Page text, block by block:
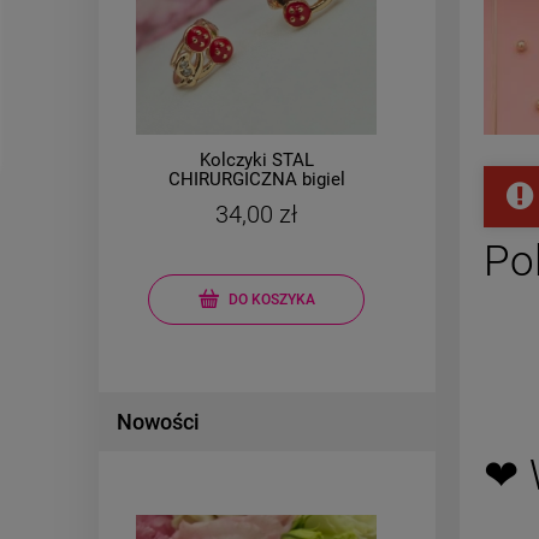
Kolczyki STAL
CHIRURGICZNA bigiel
34,00 zł
DO KOSZYKA
Nowości
❤